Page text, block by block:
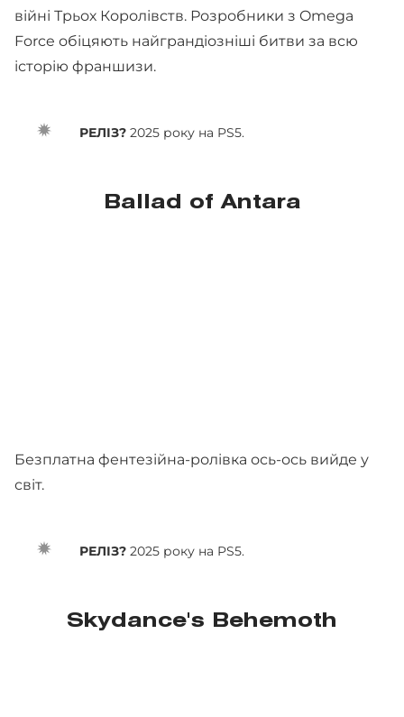
війні Трьох Королівств. Розробники з Omega
Force обіцяють найграндіозніші битви за всю
історію франшизи.
РЕЛІЗ? 2025 року на PS5.
Ballad of Antara
Безплатна фентезійна-ролівка ось-ось вийде у
світ.
РЕЛІЗ? 2025 року на PS5.
Skydance's Behemoth